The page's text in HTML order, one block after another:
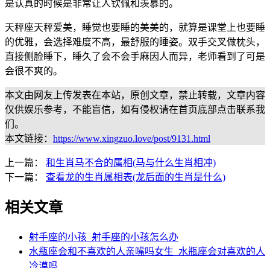
是认真的时候是非常让人钦佩和羡慕的。
天秤座天秤爱美，睡觉也要睡的美美的，就算是课堂上也要睡
的优雅，会选择难度不高，最舒服的睡姿。双手交叉做枕头，
直接侧脸睡下，睡久了会不会手麻因人而异，老师看到了可是
会很不爽的。
本文由网友上传发表在本站，原创文章，禁止转载，文章内容
仅供娱乐参考，不能盲信，如有侵权请在首页底部点击联系我
们。
本文链接： https://www.xingzuo.love/post/9131.html
上一篇： 和生肖马不合的属相(马与什么生肖相冲)
下一篇： 查看龙的生肖属相表(龙后面的生肖是什么)
相关文章
射手座的小孩_射手座的小孩怎么办
水瓶座会和不喜欢的人亲嘴吗女生_水瓶座会对喜欢的人
冷漠吗